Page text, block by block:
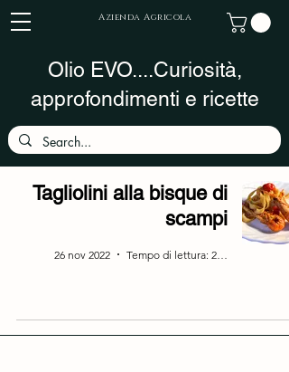
Azienda Agricola
Olio EVO....Curiosità,
approfondimenti e ricette
Tagliolini alla bisque di
scampi
26 nov 2022